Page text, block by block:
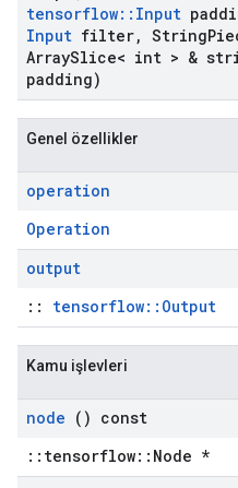
tensorflow:: Input
Input filter, String
ArraySlice< int > &
padding)
Genel özellikler
operation
Operation
output
:: tensorflow::Output
Kamu işlevleri
node () const
::tensorflow::Node *